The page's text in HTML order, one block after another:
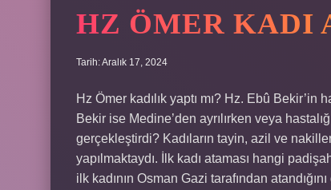
HZ ÖMER KADI
Tarih: Aralık 17, 2024
Hz Ömer kadılık yaptı mı? Hz. Ebû
Bekir ise Medine’den ayrılırken veya
gerçekleştirdi? Kadıların tayin, azil ve
yapılmaktaydı. İlk kadı ataması hangi
ilk kadının Osman Gazi tarafından